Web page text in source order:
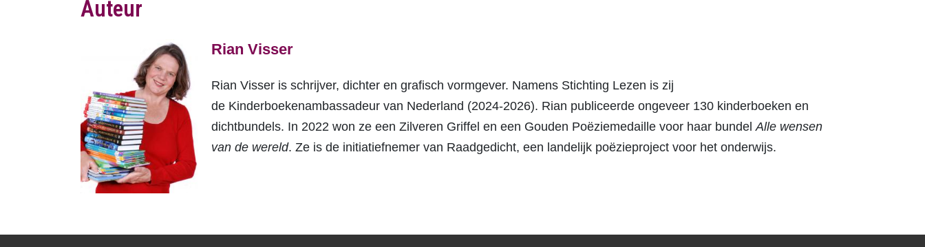
Auteur
Rian Visser
Rian Visser is schrijver, dichter en grafisch vormgever. Namens Stichting Lezen is zij
de Kinderboekenambassadeur van Nederland (2024-2026). Rian publiceerde ongeveer 130 kinderboeken en
dichtbundels. In 2022 won ze een Zilveren Griffel en een Gouden Poëziemedaille voor haar bundel Alle wensen
van de wereld. Ze is de initiatiefnemer van Raadgedicht, een landelijk poëzieproject voor het onderwijs.